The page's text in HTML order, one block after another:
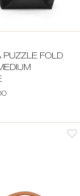
PUZZLE FOLD